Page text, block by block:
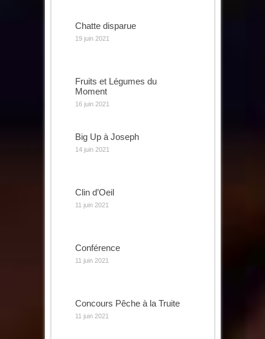
Chatte disparue
19 juin 2021
Fruits et Légumes du
Moment
16 juin 2021
Big Up à Joseph
14 juin 2021
Clin d’Oeil
11 juin 2021
Conférence
11 juin 2021
Concours Pêche à la Truite
11 juin 2021